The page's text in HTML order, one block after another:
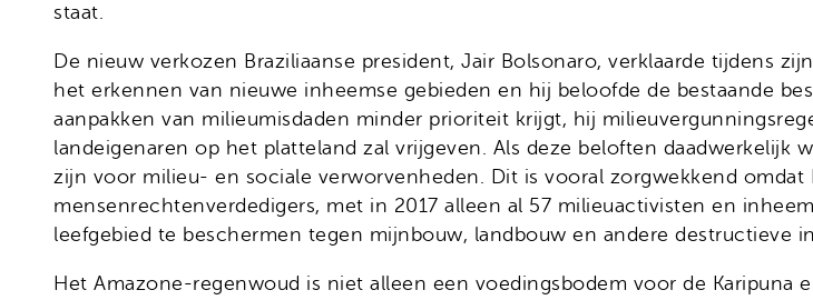
staat.
De nieuw verkozen Braziliaanse president, Jair Bolsonaro, verklaarde tijdens
het erkennen van nieuwe inheemse gebieden en hij beloofde de bestaande
aanpakken van milieumisdaden minder prioriteit krijgt, hij
landeigenaren op het platteland zal vrijgeven. Als deze beloften
zijn voor milieu- en sociale verworvenheden. Dit is vooral zorgwekkend
mensenrechtenverdedigers, met in 2017 alleen al 57 milieuactivisten en
leefgebied te beschermen tegen mijnbouw, landbouw en andere destructieve
Het Amazone-regenwoud is niet alleen een voedingsbodem voor de